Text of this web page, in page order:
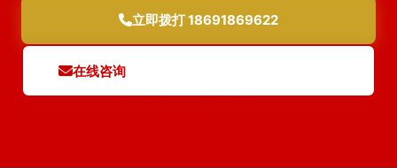
立即拨打 18691869622
在线咨询